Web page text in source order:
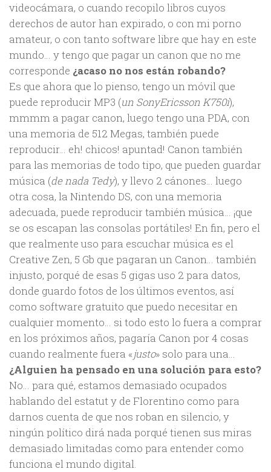
videocámara, o cuando recopilo libros cuyos
derechos de autor han expirado, o con mi porno
amateur, o con tanto software libre que hay en este
mundo… y tengo que pagar un canon que no me
corresponde ¿acaso no nos están robando?
Es que ahora que lo pienso, tengo un móvil que
puede reproducir MP3 (un SonyEricsson K750i),
mmmm a pagar canon, luego tengo una PDA, con
una memoria de 512 Megas, también puede
reproducir… eh! chicos! apuntad! Canon también
para las memorias de todo tipo, que pueden guardar
música (de nada Tedy), y llevo 2 cánones… luego
otra cosa, la Nintendo DS, con una memoria
adecuada, puede reproducir también música… ¡que
se os escapan las consolas portátiles! En fin, pero el
que realmente uso para escuchar música es el
Creative Zen, 5 Gb que pagaran un Canon… también
injusto, porqué de esas 5 gigas uso 2 para datos,
donde guardo fotos de los últimos eventos, así
como software gratuito que puedo necesitar en
cualquier momento… si todo esto lo fuera a comprar
en los próximos años, pagaría Canon por 4 cosas
cuando realmente fuera «justo» solo para una…
¿Alguien ha pensado en una solución para esto?
No… para qué, estamos demasiado ocupados
hablando del estatut y de Florentino como para
darnos cuenta de que nos roban en silencio, y
ningún político dirá nada porqué tienen sus miras
demasiado limitadas como para entender como
funciona el mundo digital.